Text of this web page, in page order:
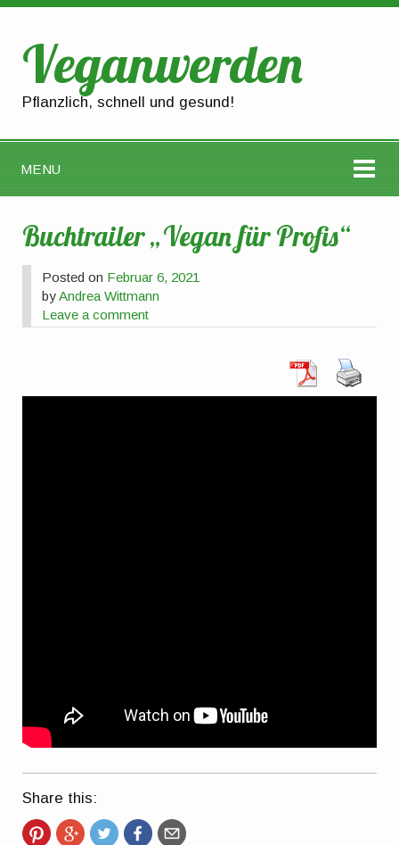
Veganwerden
Pflanzlich, schnell und gesund!
MENU
Buchtrailer „Vegan für Profis“
Posted on Februar 6, 2021
byAndrea Wittmann
Leave a comment
Share this: